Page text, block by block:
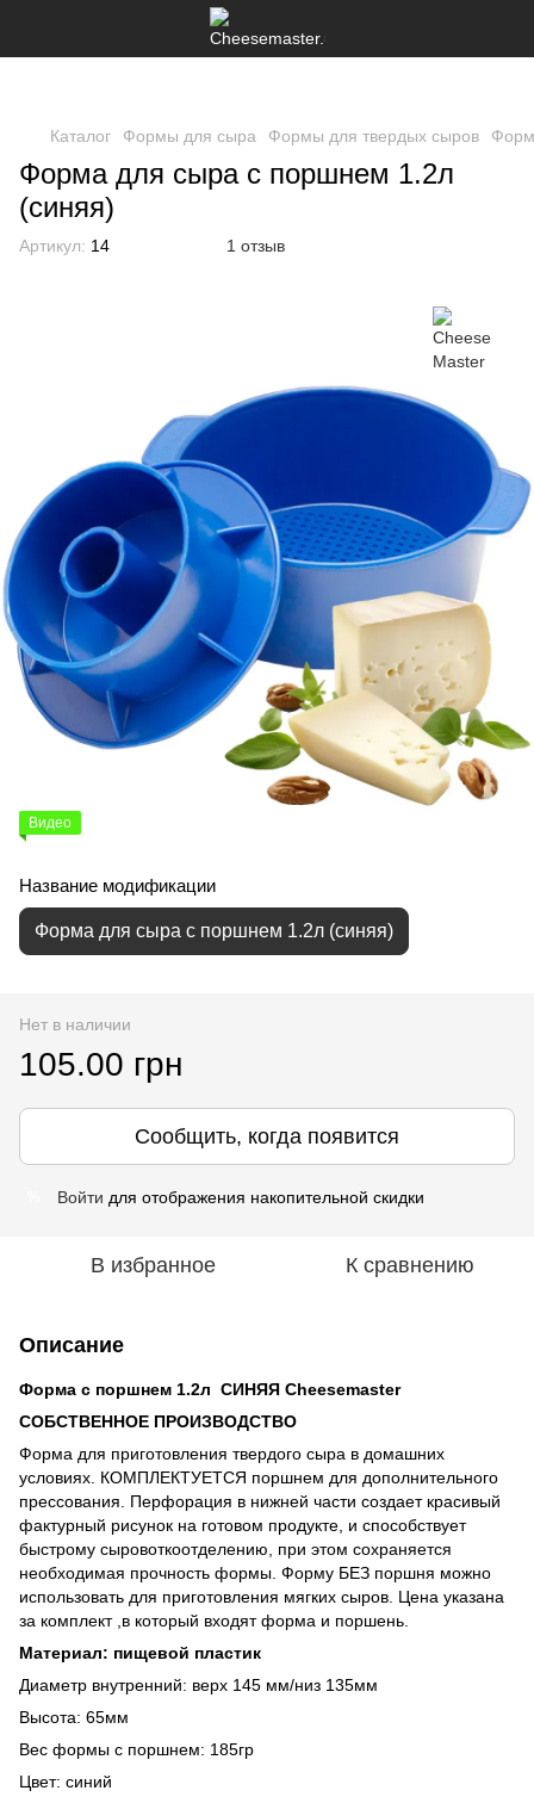
Каталог Формы для сыра Формы для твердых сыров
Форма для сыра с поршнем 1.2л
(синяя)
Артикул: 14 1 отзыв
Видео
Название модификации
Форма для сыра с поршнем 1.2л (синяя)
Нет в наличии
105.00 грн
Сообщить, когда появится
Войти для отображения накопительной скидки
В избранное К сравнению
Описание
Форма с поршнем 1.2л СИНЯЯ Cheesemaster
СОБСТВЕННОЕ ПРОИЗВОДСТВО
Форма для приготовления твердого сыра в домашних
условиях. КОМПЛЕКТУЕТСЯ поршнем для дополнительного
прессования. Перфорация в нижней части создает красивый
фактурный рисунок на готовом продукте, и способствует
быстрому сыровоткоотделению, при этом сохраняется
необходимая прочность формы. Форму БЕЗ поршня можно
использовать для приготовления мягких сыров. Цена указана
за комплект ,в который входят форма и поршень.
Материал: пищевой пластик
Диаметр внутренний: верх 145 мм/низ 135мм
Высота: 65мм
Вес формы с поршнем: 185гр
Цвет: синий